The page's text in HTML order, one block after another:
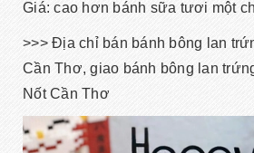
Giá: cao hơn bánh sữa tươi một
>>> Địa chỉ bán bánh bông lan
Cần Thơ, giao bánh bông lan
Nốt Cần Thơ